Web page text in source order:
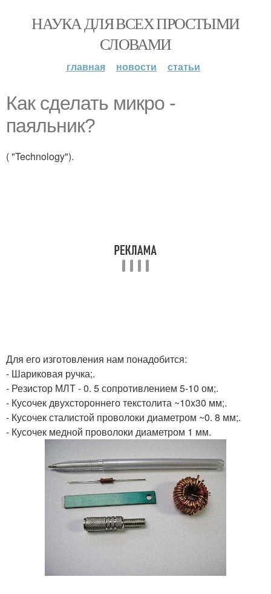
НАУКА ДЛЯ ВСЕХ ПРОСТЫМИ
СЛОВАМИ
главная новости статьи
Как сделать микро -
паяльник?
( "Technology").
Для его изготовления нам понадобится:
- Шариковая ручка;.
- Резистор МЛТ - 0. 5 сопротивлением 5-10 ом;.
- Кусочек двухстороннего текстолита ~10x30 мм;.
- Кусочек сталистой проволоки диаметром ~0. 8 мм;.
- Кусочек медной проволоки диаметром 1 мм.